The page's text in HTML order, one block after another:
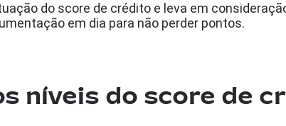
do score de crédito e leva em
em dia para não perder pontos.
níveis do score de